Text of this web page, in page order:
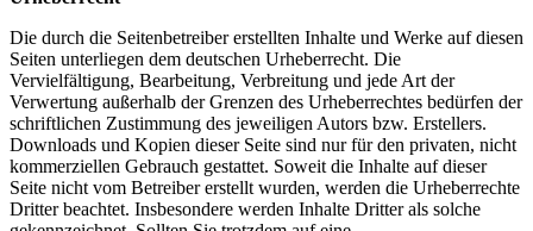
Die durch die Seitenbetreiber erstellten Inhalte und Werke auf diesen
Seiten unterliegen dem deutschen Urheberrecht. Die
Vervielfältigung, Bearbeitung, Verbreitung und jede Art der
Verwertung außerhalb der Grenzen des Urheberrechtes bedürfen der
schriftlichen Zustimmung des jeweiligen Autors bzw. Erstellers.
Downloads und Kopien dieser Seite sind nur für den privaten, nicht
kommerziellen Gebrauch gestattet. Soweit die Inhalte auf dieser
Seite nicht vom Betreiber erstellt wurden, werden die Urheberrechte
Dritter beachtet. Insbesondere werden Inhalte Dritter als solche